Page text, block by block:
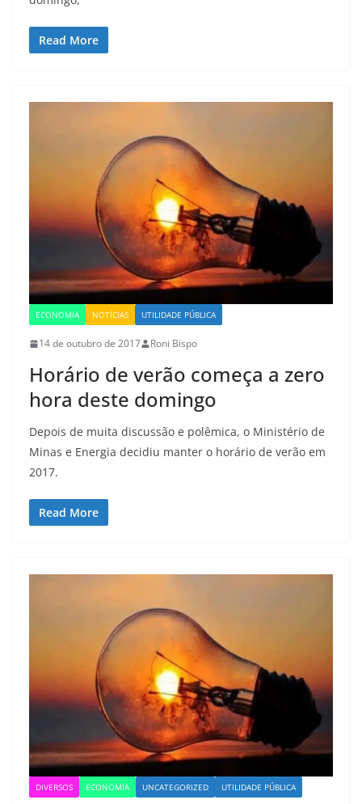
Read More
ECONOMIA NOTÍCIAS UTILIDADE PÚBLICA
14 de outubro de 2017 Roni Bispo
Horário de verão começa a zero
hora deste domingo
Depois de muita discussão e polêmica, o Ministério de
Minas e Energia decidiu manter o horário de verão em
2017.
Read More
DIVERSOS ECONOMIA UNCATEGORIZED UTILIDADE PÚBLICA